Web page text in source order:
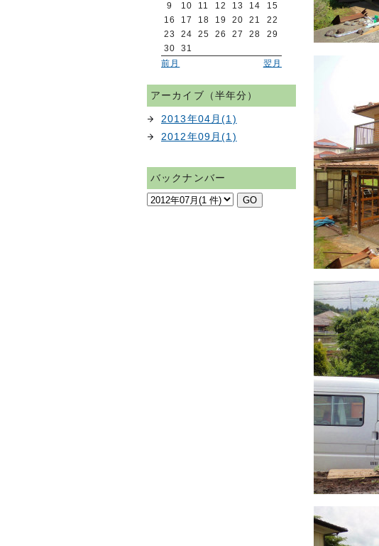
9
10 11 12 13 14
15
16
17 18 19 20 21
22
23
24 25 26 27 28
29
30
31
前月
翌月
アーカイブ（半年分）
2013年04月(1)
2012年09月(1)
バックナンバー